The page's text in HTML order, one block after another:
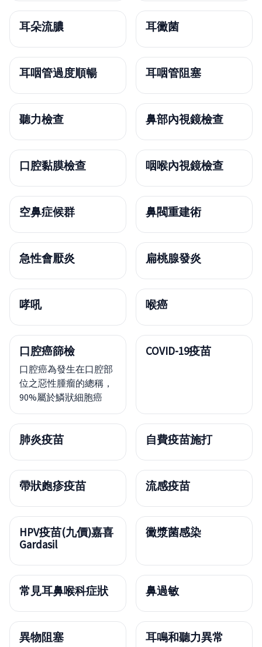
耳朵流膿 耳黴菌
耳咽管過度順暢 耳咽管阻塞
聽力檢查 鼻部內視鏡檢查
口腔黏膜檢查 咽喉內視鏡檢查
空鼻症候群 鼻閥重建術
急性會厭炎 扁桃腺發炎
哮吼 喉癌
口腔癌篩檢
口腔癌為發生在口腔部
位之惡性腫瘤的總稱，
90%屬於鱗狀細胞癌
COVID-19疫苗
肺炎疫苗 自費疫苗施打
帶狀皰疹疫苗 流感疫苗
HPV疫苗(九價)嘉喜
Gardasil
黴漿菌感染
常見耳鼻喉科症狀 鼻過敏
異物阻塞 耳鳴和聽力異常